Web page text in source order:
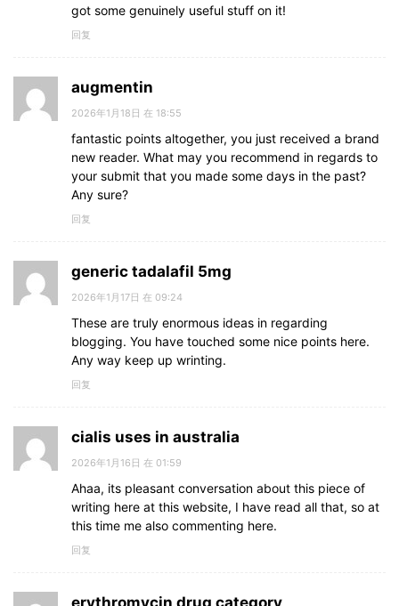
got some genuinely useful stuff on it!
回复
augmentin
2026年1月18日 在 18:55
fantastic points altogether, you just received a brand
new reader. What may you recommend in regards to
your submit that you made some days in the past?
Any sure?
回复
generic tadalafil 5mg
2026年1月17日 在 09:24
These are truly enormous ideas in regarding
blogging. You have touched some nice points here.
Any way keep up wrinting.
回复
cialis uses in australia
2026年1月16日 在 01:59
Ahaa, its pleasant conversation about this piece of
writing here at this website, I have read all that, so at
this time me also commenting here.
回复
erythromycin drug category